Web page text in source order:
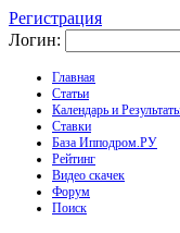
Регистрация
Логин:
Главная
Статьи
Календарь и
Ставки
База Ипподром.РУ
Рейтинг
Видео скачек
Форум
Поиск